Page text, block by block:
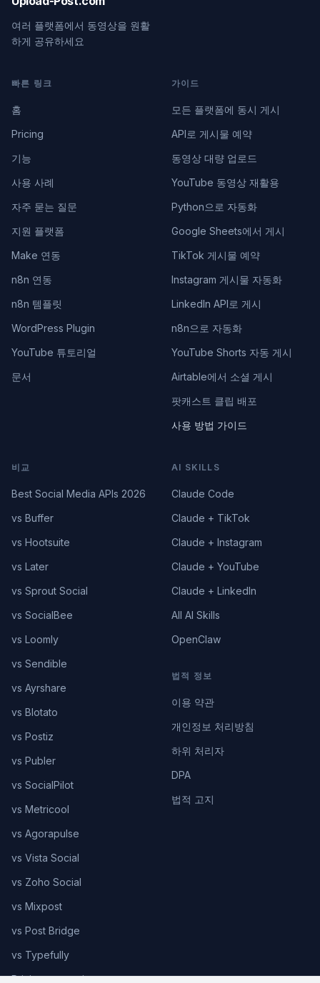
여러 플랫폼에서 동영상을 원활
하게 공유하세요
빠른 링크
홈
Pricing
기능
사용 사례
자주 묻는 질문
지원 플랫폼
Make 연동
n8n 연동
n8n 템플릿
WordPress Plugin
YouTube 튜토리얼
문서
가이드
모든 플랫폼에 동시 게시
API로 게시물 예약
동영상 대량 업로드
YouTube 동영상 재활용
Python으로 자동화
Google Sheets에서 게시
TikTok 게시물 예약
Instagram 게시물 자동화
LinkedIn API로 게시
n8n으로 자동화
YouTube Shorts 자동 게시
Airtable에서 소셜 게시
팟캐스트 클립 배포
사용 방법 가이드
비교
Best Social Media APIs 2026
vs Buffer
vs Hootsuite
vs Later
vs Sprout Social
vs SocialBee
vs Loomly
vs Sendible
vs Ayrshare
vs Blotato
vs Postiz
vs Publer
vs SocialPilot
vs Metricool
vs Agorapulse
vs Vista Social
vs Zoho Social
vs Mixpost
vs Post Bridge
vs Typefully
Pricing comparison
AI SKILLS
Claude Code
Claude + TikTok
Claude + Instagram
Claude + YouTube
Claude + LinkedIn
All AI Skills
OpenClaw
법적 정보
이용 약관
개인정보 처리방침
하위 처리자
DPA
법적 고지